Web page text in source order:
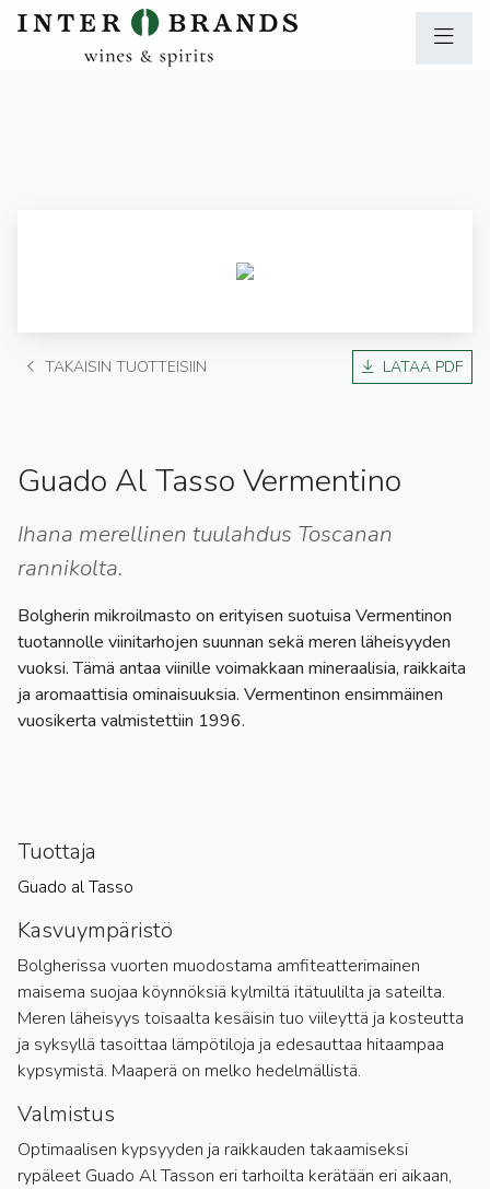
TAKAISIN TUOTTEISIIN LATAA PDF
Guado Al Tasso Vermentino
Ihana merellinen tuulahdus Toscanan
rannikolta.
Bolgherin mikroilmasto on erityisen suotuisa Vermentinon
tuotannolle viinitarhojen suunnan sekä meren läheisyyden
vuoksi. Tämä antaa viinille voimakkaan mineraalisia, raikkaita
ja aromaattisia ominaisuuksia. Vermentinon ensimmäinen
vuosikerta valmistettiin 1996.
Tuottaja
Guado al Tasso
Kasvuympäristö
Bolgherissa vuorten muodostama amfiteatterimainen
maisema suojaa köynnöksiä kylmiltä itätuulilta ja sateilta.
Meren läheisyys toisaalta kesäisin tuo viileyttä ja kosteutta
ja syksyllä tasoittaa lämpötiloja ja edesauttaa hitaampaa
kypsymistä. Maaperä on melko hedelmällistä.
Valmistus
Optimaalisen kypsyyden ja raikkauden takaamiseksi
rypäleet Guado Al Tasson eri tarhoilta kerätään eri aikaan,